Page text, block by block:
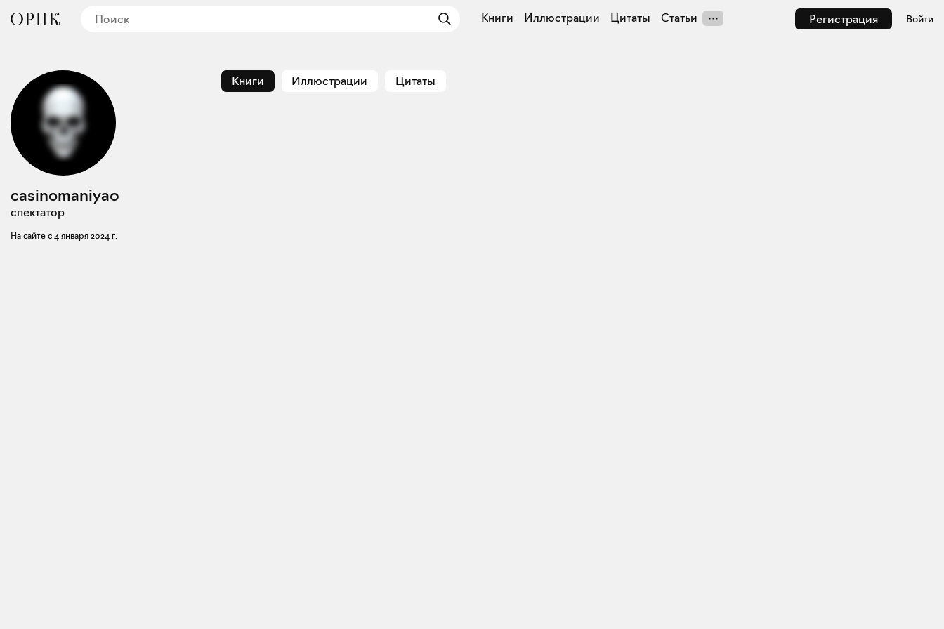
Регистрация Войти
Книги Иллюстрации Цитаты Статьи
casinomaniya0
спектатор
На сайте с 4 января 2024 г.
Книги Иллюстрации Цитаты